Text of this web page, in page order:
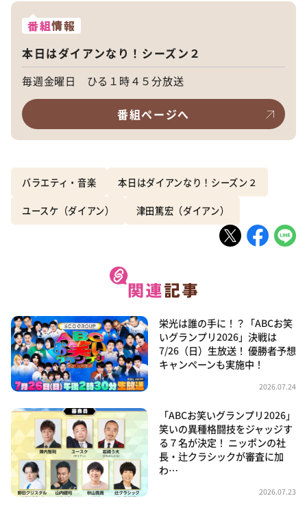
番組情報
本日はダイアンなり！シーズン２
毎週金曜日 ひる１時４５分放送
番組ページへ
バラエティ・音楽 本日はダイアンなり！シーズン２
ユースケ（ダイアン） 津田篤宏（ダイアン）
栄光は誰の手に！？「ABCお笑
いグランプリ2026」決戦は
7/26（日）生放送！ 優勝者予想
キャンペーンも実施中！
2026.07.24
「ABCお笑いグランプリ2026」
笑いの異種格闘技をジャッジす
る７名が決定！ ニッポンの社
長・辻クラシックが審査に加
わ…
2026.07.23